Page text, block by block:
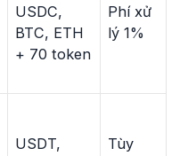
USDC,
BTC, ETH
+ 70 token
Phí xử
lý 1%
USDT,
Tùy